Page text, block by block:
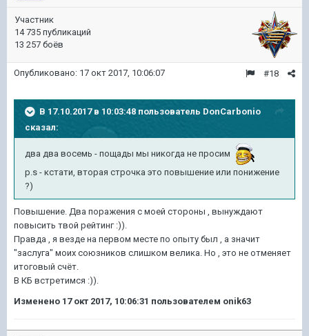
Участник
14 735 публикаций
13 257 боёв
#18
Опубликовано: 17 окт 2017, 10:06:07
В 17.10.2017 в 10:03:48 пользователь DonCarbonio
сказал:
два два восемь - пощады мы никогда не просим
p.s - кстати, вторая строчка это повышение или понижение
?)
Повышение. Два поражения с моей стороны , вынуждают
повысить твой рейтинг :)).
Правда , я везде на первом месте по опыту был , а значит
"заслуга" моих союзников слишком велика. Но , это не отменяет
итоговый счёт.
В КБ встретимся :)).
Изменено 17 окт 2017, 10:06:31 пользователем onik63